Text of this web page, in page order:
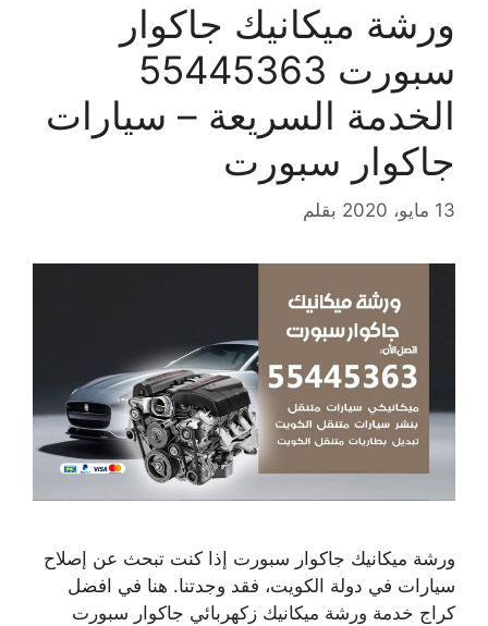
ورشة ميكانيك جاكوار
سبورت 55445363
الخدمة السريعة – سيارات
جاكوار سبورت
13 مايو، 2020 بقلم
ورشة ميكانيك جاكوار سبورت إذا كنت تبحث عن إصلاح
سيارات في دولة الكويت، فقد وجدتنا. هنا في افضل
كراج خدمة ورشة ميكانيك زكهربائي جاكوار سبورت